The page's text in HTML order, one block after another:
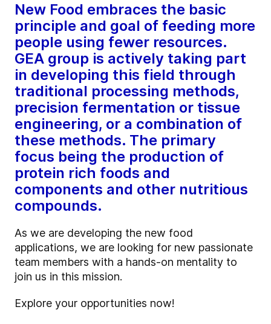
New Food embraces the basic
principle and goal of feeding more
people using fewer resources.
GEA group is actively taking part
in developing this field through
traditional processing methods,
precision fermentation or tissue
engineering, or a combination of
these methods. The primary
focus being the production of
protein rich foods and
components and other nutritious
compounds.
As we are developing the new food
applications, we are looking for new passionate
team members with a hands-on mentality to
join us in this mission.
Explore your opportunities now!